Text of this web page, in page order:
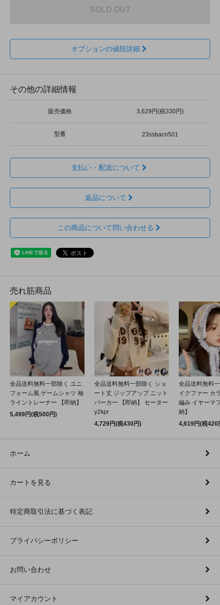
SOLD OUT
オプションの値段詳細
その他の詳細情報
販売価格 3,629円(税330円)
型番 23ssbacn501
支払い・配送について
返品について
この商品について問い合わせる
売れ筋商品
全品送料無料一部除く ユニ
フォーム風 ゲームシャツ 袖
ライントレーナー 【即納】
5,499円(税500円)
全品送料無料一部除く ショ
ート丈 ジップアップ ニット
パーカー 【即納】 セーター
y2kpr
4,729円(税430円)
全品送料無料
イクファー カ
編み イヤーマ
納】
4,619円(税420
ホーム
カートを見る
特定商取引法に基づく表記
プライバシーポリシー
お問い合わせ
マイアカウント